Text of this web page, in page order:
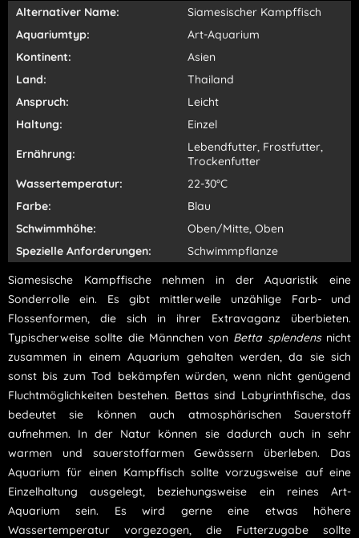
Alternativer Name:
Siamesischer Kampffisch
Aquariumtyp:
Art-Aquarium
Kontinent:
Asien
Land:
Thailand
Anspruch:
Leicht
Haltung:
Einzel
Ernährung:
Lebendfutter, Frostfutter,
Trockenfutter
Wassertemperatur:
22-30°C
Farbe:
Blau
Schwimmhöhe:
Oben/Mitte, Oben
Spezielle Anforderungen:
Schwimmpflanze
Siamesische Kampffische nehmen in der Aquaristik eine
Sonderrolle ein. Es gibt mittlerweile unzählige Farb- und
Flossenformen, die sich in ihrer Extravaganz überbieten.
Typischerweise sollte die Männchen von Betta splendens nicht
zusammen in einem Aquarium gehalten werden, da sie sich
sonst bis zum Tod bekämpfen würden, wenn nicht genügend
Fluchtmöglichkeiten bestehen. Bettas sind Labyrinthfische, das
bedeutet sie können auch atmosphärischen Sauerstoff
aufnehmen. In der Natur können sie dadurch auch in sehr
warmen und sauerstoffarmen Gewässern überleben. Das
Aquarium für einen Kampffisch sollte vorzugsweise auf eine
Einzelhaltung ausgelegt, beziehungsweise ein reines Art-
Aquarium sein. Es wird gerne eine etwas höhere
Wassertemperatur vorgezogen, die Futterzugabe sollte